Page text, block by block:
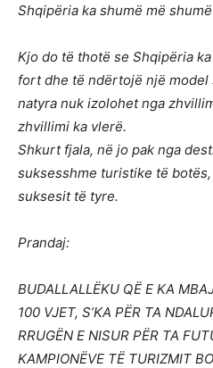
Shqipëria ka shumë më
Kjo do të thotë se Shqipëria
fort dhe të ndërtojë një model
natyra nuk izolohet nga
zhvillimi ka vlerë.
Shkurt fjala, në jo pak nga
suksesshme turistike të
suksesit të tyre.
Prandaj:
BUDALLALLËKU QË E KA
100 VJET, S’KA PËR TA
RRUGËN E NISUR PËR TA
KAMPIONËVE TË TURIZMIT